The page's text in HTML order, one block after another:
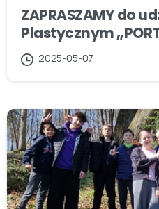
ZAPRASZAMY do
Plastycznym
2025-05-07